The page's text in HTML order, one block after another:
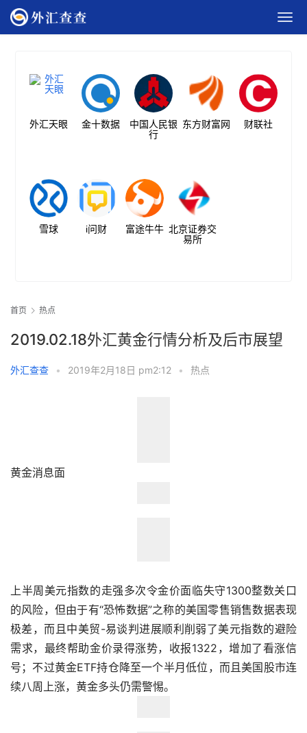
外汇天眼 金十数据
中国人民银
行
东方财富网 财联社
雪球 i问财 富途牛牛 北京证券交
易所
首页 热点
2019.02.18外汇黄金行情分析及后市展望
外汇查查 • 2019年2月18日 pm2:12 • 热点
黄金消息面
上半周美元指数的走强多次令金价面临失守1300整数关口
的风险，但由于有“恐怖数据”之称的美国零售销售数据表现
极差，而且中美贸-易谈判进展顺利削弱了美元指数的避险
需求，最终帮助金价录得涨势，收报1322，增加了看涨信
号；不过黄金ETF持仓降至一个半月低位，而且美国股市连
续八周上涨，黄金多头仍需警惕。